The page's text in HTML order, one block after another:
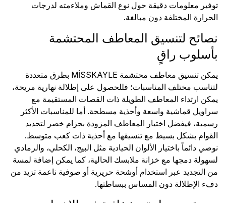
توفير معلومات دقيقة حول نوع القماش وملاءمته لدرجات
الحرارة المختلفة دون مبالغة.
نصائح لتنسيق المعاطف المحتشمة
بأسلوب راقٍ
يمكن تنسيق معاطف محتشمة MİSSKAYLE بطرق متعددة
لتناسب مختلف المناسبات؛ فللحصول على إطلالة نهارية مريحة،
يمكن ارتداء المعاطف الطويلة ذات القصات المستقيمة مع
سراويل قماشية واسعة وأحذية مسطحة. أما للمناسبات الأكثر
رسمية، فيفضل اختيار المعاطف المزودة بحزام خصر لتحديد
القوام بشكل بسيط مع تنسيقها مع أحذية ذات كعب متوسط.
نوصي دائماً باختيار الألوان الحيادية مثل البيج، الكحلي، والرمادي
لسهولة دمجها مع خزانة ملابسك الحالية، كما يمكن إضافة لمسة
من التجديد عبر استخدام أوشحة حريرية أو صوفية ناعمة تزيد من
دفء الإطلالة دون المساس ببساطتها.